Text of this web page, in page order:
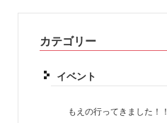
カテゴリー
イベント
もえの行ってきました！！